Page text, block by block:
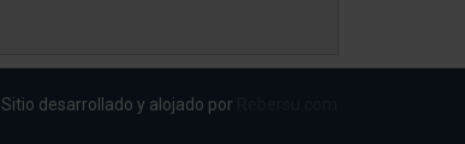
Sitio desarrollado y alojado por